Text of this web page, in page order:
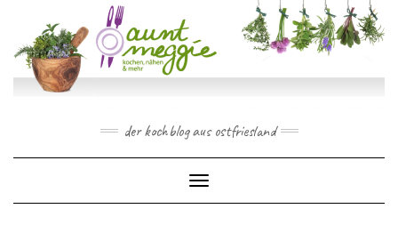
content
der kochblog aus ostfriesland
Toggle Navigation